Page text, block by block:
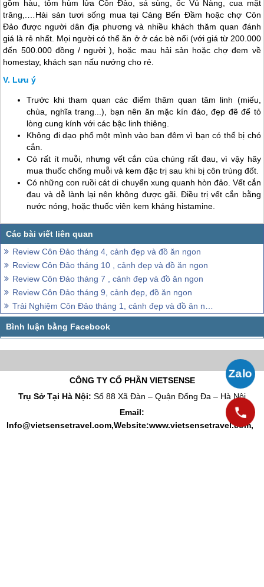
gồm hàu, tôm hùm lửa Côn Đảo, sá sùng, ốc Vú Nàng, cua mặt
trăng,.…Hải sản tươi sống mua tại Cảng Bến Đầm hoặc chợ Côn
Đảo được người dân địa phương và nhiều khách thăm quan đánh
giá là rẻ nhất. Mọi người có thể ăn ở ở các bè nổi (với giá từ 200.000
đến 500.000 đồng / người ), hoặc mau hải sản hoặc chợ đem về
homestay, khách sạn nấu nướng cho rẻ.
Lưu ý
Trước khi tham quan các điểm thăm quan tâm linh (miếu,
chùa, nghĩa trang...), bạn nên ăn mặc kín đáo, đẹp đẽ để tỏ
lòng cung kính với các bậc linh thiêng.
Không đi dạo phố một mình vào ban đêm vì bạn có thể bị chó
cắn.
Có rất ít muỗi, nhưng vết cắn của chúng rất đau, vì vậy hãy
mua thuốc chống muỗi và kem đặc trị sau khi bị côn trùng đốt.
Có những con ruồi cát di chuyển xung quanh hòn đảo. Vết cắn
đau và dễ lành lại nên không được gãi. Điều trị vết cắn bằng
nước nóng, hoặc thuốc viên kem kháng histamine.
Review Côn Đảo tháng 4, cảnh đẹp và đồ ăn ngon
Review Côn Đảo tháng 10 , cảnh đẹp và đồ ăn ngon
Review Côn Đảo tháng 7 , cảnh đẹp và đồ ăn ngon
Review Côn Đảo tháng 9, cảnh đẹp, đồ ăn ngon
Trải Nghiệm Côn Đảo tháng 1, cảnh đẹp và đồ ăn ngon
CÔNG TY CỔ PHẦN VIETSENSE
Trụ Sở Tại Hà Nội: Số 88 Xã Đàn – Quận Đống Đa – Hà Nội
Email:
Info@vietsensetravel.com,Website:www.vietsensetravel.com,